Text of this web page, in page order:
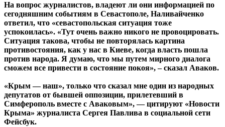
На вопрос журналистов, владеют ли они информацией по
сегодняшним событиям в Севастополе, Наливайченко
ответил, что «севастопольская ситуация тоже
успокоилась». «Тут очень важно никого не провоцировать.
Ситуация такова, чтобы не повторялась картина
противостояния, как у нас в Киеве, когда власть пошла
против народа. Я думаю, что мы путем мирного диалога
сможем все привести в состояние покоя», – сказал Аваков.
«Крым — наш», только что сказал мне один из народных
депутатов от бывшей оппозиции, прилетевший в
Симферополь вместе с Аваковым», — цитируют «Новости
Крыма» журналиста Сергея Павлива в социальной сети
Фейсбук.